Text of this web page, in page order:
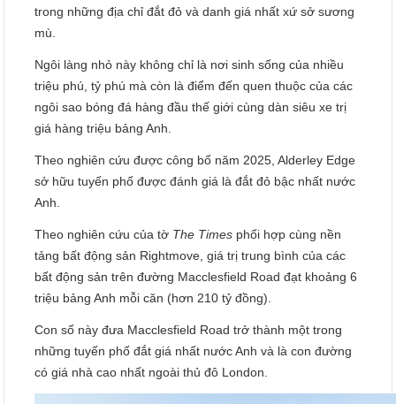
trong những địa chỉ đắt đỏ và danh giá nhất xứ sở sương
mù.
Ngôi làng nhỏ này không chỉ là nơi sinh sống của nhiều
triệu phú, tỷ phú mà còn là điểm đến quen thuộc của các
ngôi sao bóng đá hàng đầu thế giới cùng dàn siêu xe trị
giá hàng triệu bảng Anh.
Theo nghiên cứu được công bố năm 2025, Alderley Edge
sở hữu tuyến phố được đánh giá là đắt đỏ bậc nhất nước
Anh.
Theo nghiên cứu của tờ The Times phối hợp cùng nền
tảng bất động sản Rightmove, giá trị trung bình của các
bất động sản trên đường Macclesfield Road đạt khoảng 6
triệu bảng Anh mỗi căn (hơn 210 tỷ đồng).
Con số này đưa Macclesfield Road trở thành một trong
những tuyến phố đắt giá nhất nước Anh và là con đường
có giá nhà cao nhất ngoài thủ đô London.